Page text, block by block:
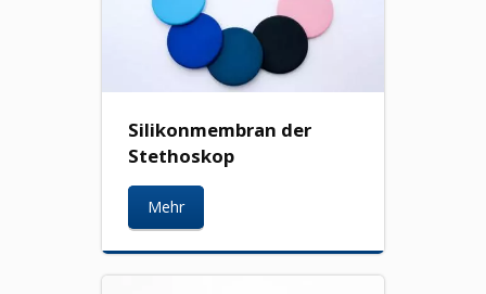
Silikonmembran der
Stethoskop
Mehr